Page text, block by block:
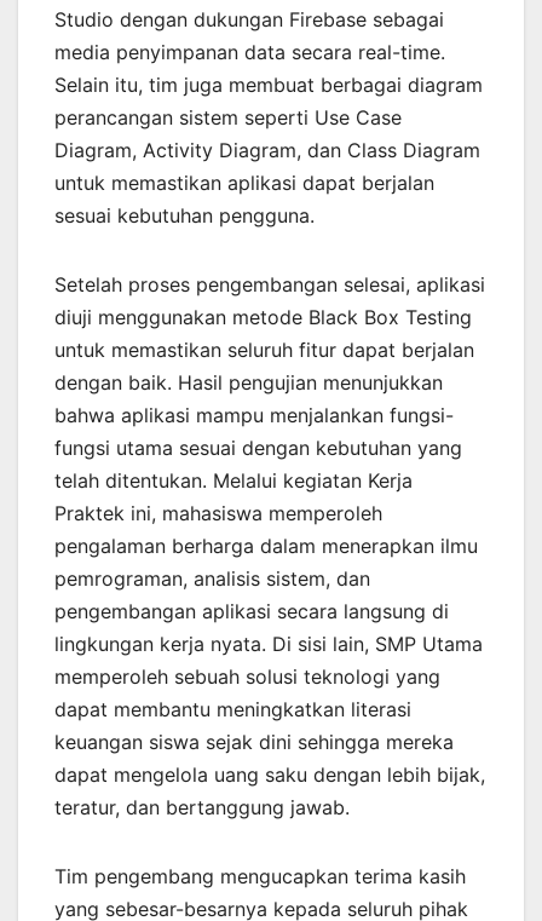
Studio dengan dukungan Firebase sebagai
media penyimpanan data secara real-time.
Selain itu, tim juga membuat berbagai diagram
perancangan sistem seperti Use Case
Diagram, Activity Diagram, dan Class Diagram
untuk memastikan aplikasi dapat berjalan
sesuai kebutuhan pengguna.
Setelah proses pengembangan selesai, aplikasi
diuji menggunakan metode Black Box Testing
untuk memastikan seluruh fitur dapat berjalan
dengan baik. Hasil pengujian menunjukkan
bahwa aplikasi mampu menjalankan fungsi-
fungsi utama sesuai dengan kebutuhan yang
telah ditentukan. Melalui kegiatan Kerja
Praktek ini, mahasiswa memperoleh
pengalaman berharga dalam menerapkan ilmu
pemrograman, analisis sistem, dan
pengembangan aplikasi secara langsung di
lingkungan kerja nyata. Di sisi lain, SMP Utama
memperoleh sebuah solusi teknologi yang
dapat membantu meningkatkan literasi
keuangan siswa sejak dini sehingga mereka
dapat mengelola uang saku dengan lebih bijak,
teratur, dan bertanggung jawab.
Tim pengembang mengucapkan terima kasih
yang sebesar-besarnya kepada seluruh pihak